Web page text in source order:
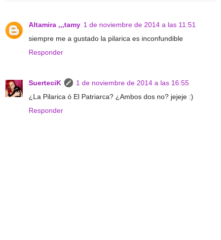
Altamira ,,,tamy 1 de noviembre de 2014 a las 11:51
siempre me a gustado la pilarica es inconfundible
Responder
SuerteciK
1 de noviembre de 2014 a las 16:55
¿La Pilarica ó El Patriarca? ¿Ambos dos no? jejeje :)
Responder